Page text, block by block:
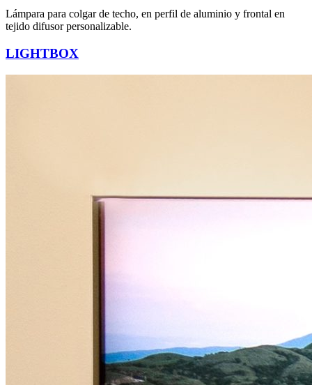
Lámpara para colgar de techo, en perfil de aluminio y frontal en
tejido difusor personalizable.
LIGHTBOX